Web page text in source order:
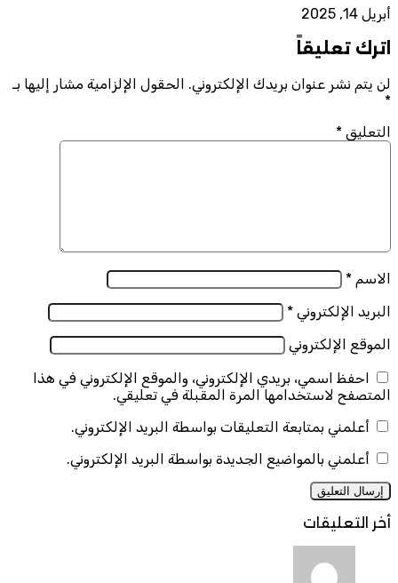
أبريل 14, 2025
اترك تعليقاً
لن يتم نشر عنوان بريدك الإلكتروني. الحقول الإلزامية مشار إليها بـ
*
التعليق *
الاسم *
البريد الإلكتروني *
الموقع الإلكتروني
احفظ اسمي، بريدي الإلكتروني، والموقع الإلكتروني في هذا
المتصفح لاستخدامها المرة المقبلة في تعليقي.
أعلمني بمتابعة التعليقات بواسطة البريد الإلكتروني.
أعلمني بالمواضيع الجديدة بواسطة البريد الإلكتروني.
أخر التعليقات